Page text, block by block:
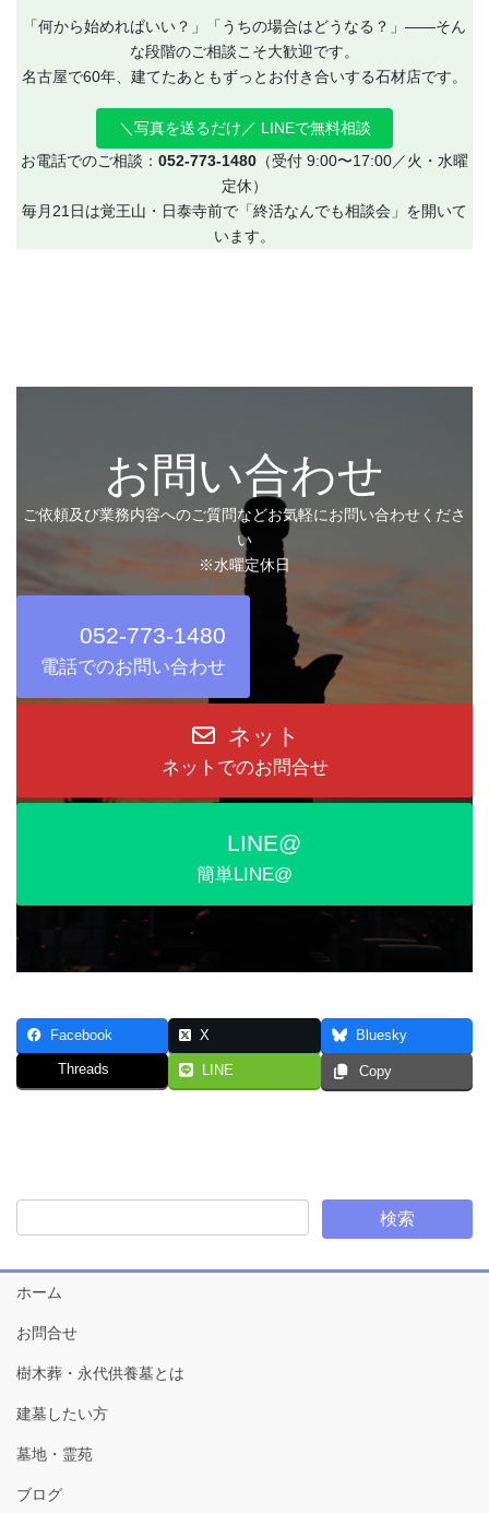
「何から始めればいい？」「うちの場合はどうなる？」——そん
な段階のご相談こそ大歓迎です。
名古屋で60年、建てたあともずっとお付き合いする石材店です。
＼写真を送るだけ／ LINEで無料相談
お電話でのご相談： 052-773-1480 （受付 9:00〜17:00／火・水曜
定休）
毎月21日は覚王山・日泰寺前で「終活なんでも相談会」を開いて
います。
お問い合わせ
ご依頼及び業務内容へのご質問などお気軽にお問い合わせくださ
い
※水曜定休日
052-773-1480
電話でのお問い合わせ
ネット
ネットでのお問合せ
LINE@
簡単LINE@
Facebook X Bluesky
Threads LINE Copy
ホーム
お問合せ
樹木葬・永代供養墓とは
建墓したい方
墓地・霊苑
ブログ